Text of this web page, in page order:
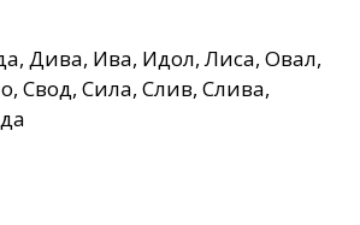
Дива, Ива, Идол, Лиса, Овал,
Свод, Сила, Слив, Слива,